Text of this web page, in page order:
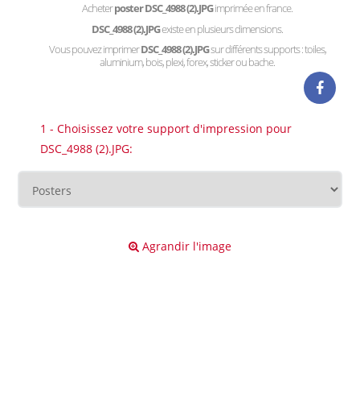
Acheterposter DSC_4988 (2).JPGimprimée en france.
DSC_4988 (2).JPGexiste en plusieurs dimensions.
Vous pouvez imprimerDSC_4988 (2).JPGsur différents supports : toiles,
aluminium, bois, plexi, forex, sticker ou bache.
1 - Choisissez votre support d'impression pour
DSC_4988 (2).JPG:
Agrandir l'image